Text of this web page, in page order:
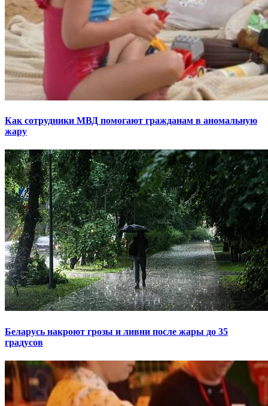
Как сотрудники МВД помогают гражданам в аномальную
жару
Беларусь накроют грозы и ливни после жары до 35
градусов